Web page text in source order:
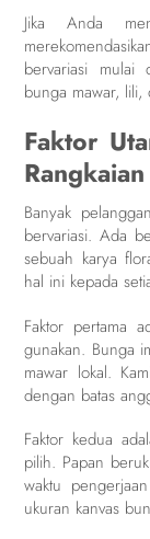
Jika Anda
bervariasi mulai
bunga mawar,
Faktor
Banyak
bervariasi. Ada
sebuah karya
hal ini kepada
Faktor pertama
gunakan. Bunga
mawar lokal.
dengan batas
Faktor kedua
pilih. Papan
waktu
ukuran kanvas